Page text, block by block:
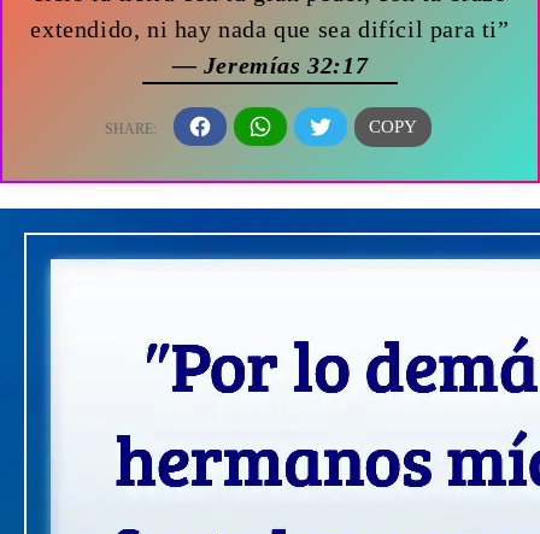
extendido, ni hay nada que sea difícil para ti”
— Jeremías 32:17